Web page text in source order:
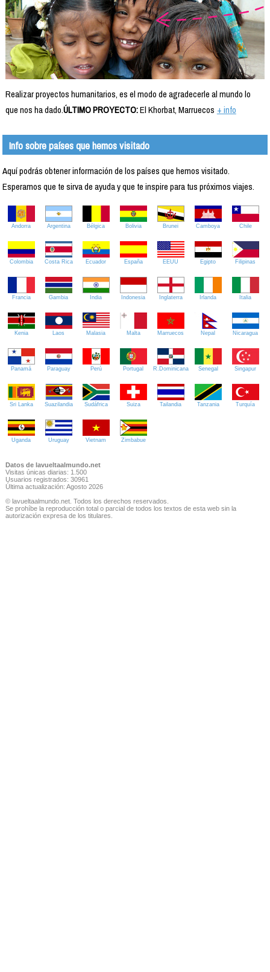
Realizar proyectos humanitarios, es el modo de agradecerle al mundo lo
que nos ha dado.ÚLTIMO PROYECTO:El Khorbat, Marruecos + info
Info sobre países que hemos visitado
Aquí podrás obtener información de los países que hemos visitado.
Esperamos que te sirva de ayuda y que te inspire para tus próximos viajes.
Andorra Argentina Bélgica Bolivia Brunei Camboya Chile
Colombia Costa Rica Ecuador España EEUU Egipto Filipinas
Francia Gambia India Indonesia Inglaterra Irlanda Italia
Kenia Laos Malasia Malta Marruecos Nepal Nicaragua
Panamá Paraguay Perú Portugal R.Dominicana Senegal Singapur
Sri Lanka Suazilandia Sudáfrica Suiza Tailandia Tanzania Turquía
Uganda Uruguay Vietnam Zimbabue
Datos de lavueltaalmundo.net
Visitas únicas diarias: 1.500
Usuarios registrados: 30961
Última actualización: Agosto 2026
© lavueltaalmundo.net. Todos los derechos reservados.
Se prohíbe la reproducción total o parcial de todos los textos de esta web sin la
autorización expresa de los titulares.